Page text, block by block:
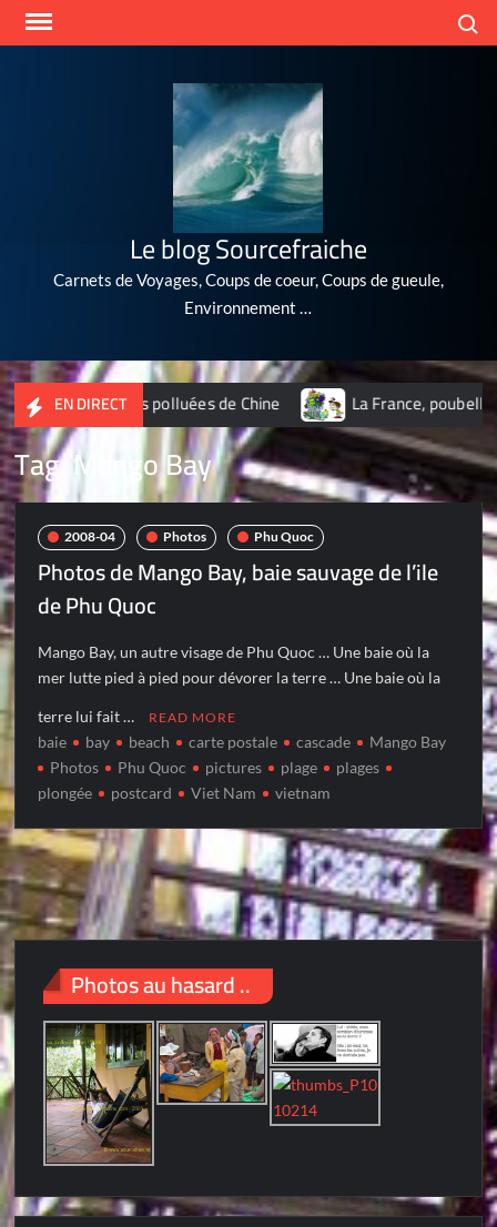
Skip
Le blog Sourcefraiche
Carnets de Voyages, Coups de coeur, Coups de gueule,
Environnement …
EN DIRECT
villes les plus polluées de Chine La France, poubelle
Tag:Mango Bay
2008-04 Photos Phu Quoc
Photos de Mango Bay, baie sauvage de l’ile
de Phu Quoc
Mango Bay, un autre visage de Phu Quoc … Une baie où la
mer lutte pied à pied pour dévorer la terre … Une baie où la
terre lui fait … READ MORE
baie bay beach carte postale cascade
Mango Bay
Photos
Phu Quoc pictures plage
plages
plongée
postcard Viet Nam vietnam
Photos au hasard ..